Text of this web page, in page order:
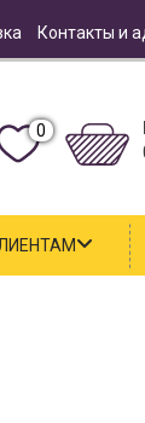
Контакты и
0